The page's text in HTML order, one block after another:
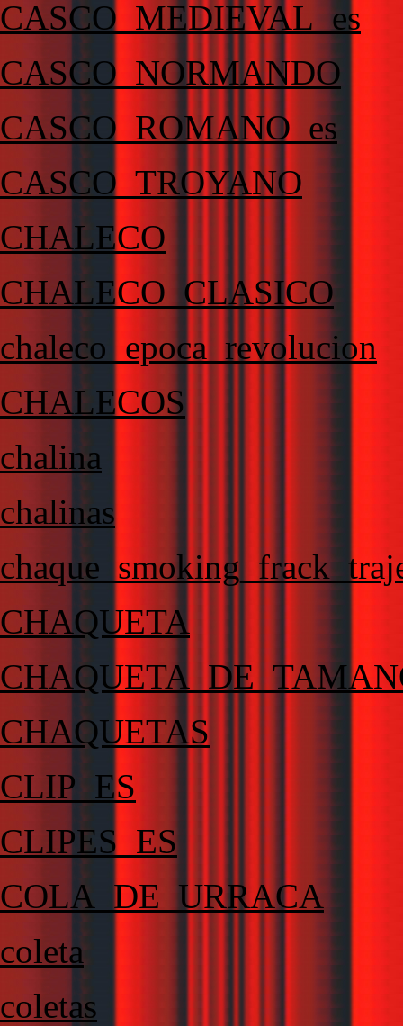
CASCO_MEDIEVAL_es
CASCO_NORMANDO
CASCO_ROMANO_es
CASCO_TROYANO
CHALECO
CHALECO_CLASICO
chaleco_epoca_revolucion
CHALECOS
chalina
chalinas
CHAQUETA
CHAQUETAS
CLIP_ES
CLIPES_ES
COLA_DE_URRACA
coleta
coletas